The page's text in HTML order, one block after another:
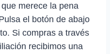
merece la pena
el botón de abajo
Si compras a través
recibimos una